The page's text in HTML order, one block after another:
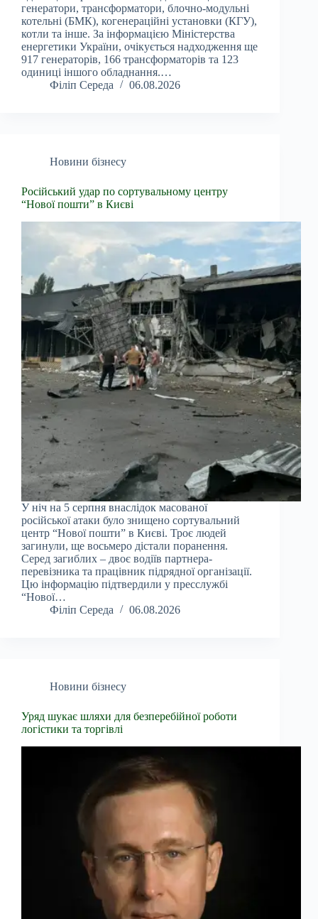
генератори, трансформатори, блочно-модульні
котельні (БМК), когенераційні установки (КГУ),
котли та інше. За інформацією Міністерства
енергетики України, очікується надходження ще
917 генераторів, 166 трансформаторів та 123
одиниці іншого обладнання.…
Філіп Середа
06.08.2026
Новини бізнесу
Російський удар по сортувальному центру
“Нової пошти” в Києві
У ніч на 5 серпня внаслідок масованої
російської атаки було знищено сортувальний
центр “Нової пошти” в Києві. Троє людей
загинули, ще восьмеро дістали поранення.
Серед загиблих – двоє водіїв партнера-
перевізника та працівник підрядної організації.
Цю інформацію підтвердили у пресслужбі
“Нової…
Філіп Середа
06.08.2026
Новини бізнесу
Уряд шукає шляхи для безперебійної роботи
логістики та торгівлі